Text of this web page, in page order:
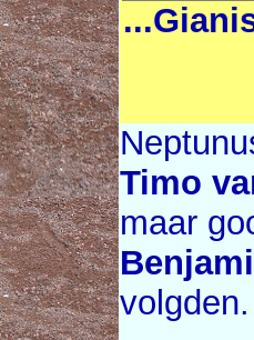
Timo
maar
volgden.